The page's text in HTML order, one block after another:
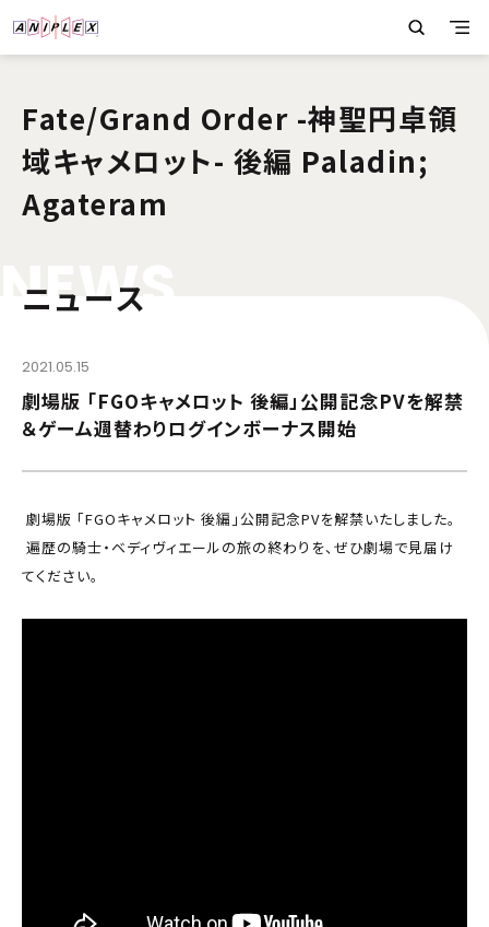
Fate/Grand Order -神聖円卓領
域キャメロット- 後編 Paladin;
Agateram
NEWS
ニュース
2021.05.15
劇場版 「FGOキャメロット 後編」公開記念PVを解禁
＆ゲーム週替わりログインボーナス開始
劇場版 「FGOキャメロット 後編」公開記念PVを解禁いたしました。
遍歴の騎士・ベディヴィエールの旅の終わりを、ぜひ劇場で見届け
てください。